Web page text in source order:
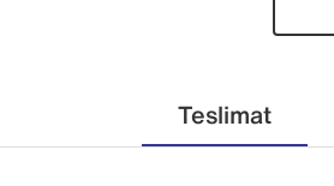
Teslimat